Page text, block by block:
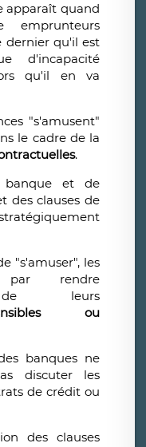
apparaît quand
emprunteurs
dernier qu'il est
d'incapacité
qu'il en va
"s'amusent"
le cadre de la
.
banque et de
des clauses de
"s'amuser", les
par rendre
leurs
ou
banques ne
discuter les
de crédit ou
des clauses